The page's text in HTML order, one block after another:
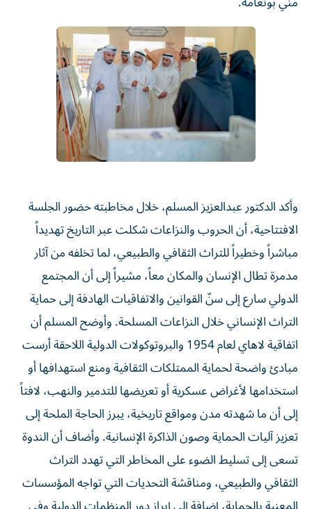
وأكد الدكتور عبدالعزيز المسلم، خلال مخاطبته حضور الجلسة
الافتتاحية، أن الحروب والنزاعات شكلت عبر التاريخ تهديداً
مباشراً وخطيراً للتراث الثقافي والطبيعي، لما تخلفه من آثار
مدمرة تطال الإنسان والمكان معاً، مشيراً إلى أن المجتمع
الدولي سارع إلى سنّ القوانين والاتفاقيات الهادفة إلى حماية
التراث الإنساني خلال النزاعات المسلحة. وأوضح المسلم أن
اتفاقية لاهاي لعام 1954 والبروتوكولات الدولية اللاحقة أرست
مبادئ واضحة لحماية الممتلكات الثقافية ومنع استهدافها أو
استخدامها لأغراض عسكرية أو تعريضها للتدمير والنهب، لافتاً
إلى أن ما شهدته مدن ومواقع تاريخية، يبرز الحاجة الملحة إلى
تعزيز آليات الحماية وصون الذاكرة الإنسانية. وأضاف أن الندوة
تسعى إلى تسليط الضوء على المخاطر التي تهدد التراث
الثقافي والطبيعي، ومناقشة التحديات التي تواجه المؤسسات